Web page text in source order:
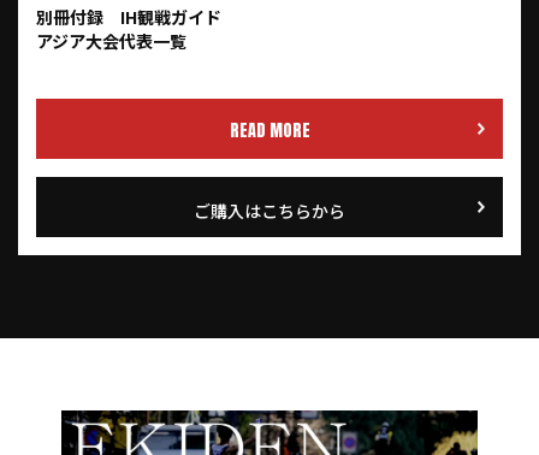
別冊付録 IH観戦ガイド
アジア大会代表一覧
READ MORE
ご購入はこちらから